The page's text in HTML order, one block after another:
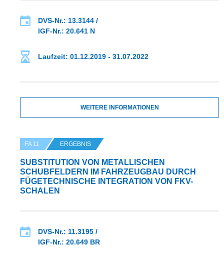
DVS-Nr.: 13.3144 /
IGF-Nr.: 20.641 N
Laufzeit: 01.12.2019 - 31.07.2022
WEITERE INFORMATIONEN
FA 11 ERGEBNIS
SUBSTITUTION VON METALLISCHEN
SCHUBFELDERN IM FAHRZEUGBAU DURCH
FÜGETECHNISCHE INTEGRATION VON FKV-
SCHALEN
DVS-Nr.: 11.3195 /
IGF-Nr.: 20.649 BR